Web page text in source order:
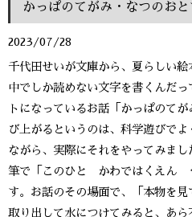
かっぱのてがみ・なつのお
2023/07/28
千代田せいが文庫から、夏らしい
中でしか読めない文字を書くんだ
トになっているお話「かっぱのて
び上がるというのは、科学遊びで
ながら、実際にそれをやってみま
筆で「このひと かわではくえん
す。お話のその場面で、「本物を
取り出して水につけてみると、あ